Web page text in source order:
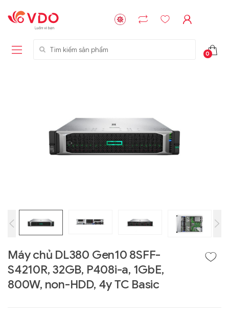
Tìm kiếm sản phẩm
0
Máy chủ DL380 Gen10 8SFF-
S4210R, 32GB, P408i-a, 1GbE,
800W, non-HDD, 4y TC Basic
Storage Micron -
64GB - 15.36TB
G593-ZD1 (rev.
AAX1)